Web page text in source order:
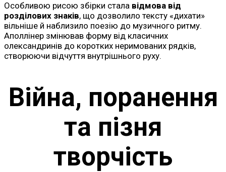
Особливою рисою збірки стала відмова від
розділових знаків, що дозволило тексту «дихати»
вільніше й наблизило поезію до музичного ритму.
Аполлінер змінював форму від класичних
олександринів до коротких неримованих рядків,
створюючи відчуття внутрішнього руху.
Війна, поранення
та пізня
творчість